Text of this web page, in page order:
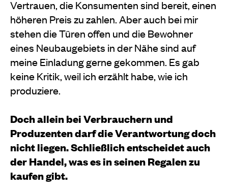
Vertrauen, die Konsumenten sind bereit, einen
höheren Preis zu zahlen. Aber auch bei mir
stehen die Türen offen und die Bewohner
eines Neubaugebiets in der Nähe sind auf
meine Einladung gerne gekommen. Es gab
keine Kritik, weil ich erzählt habe, wie ich
produziere.
Doch allein bei Verbrauchern und
Produzenten darf die Verantwortung doch
nicht liegen. Schließlich entscheidet auch
der Handel, was es in seinen Regalen zu
kaufen gibt.